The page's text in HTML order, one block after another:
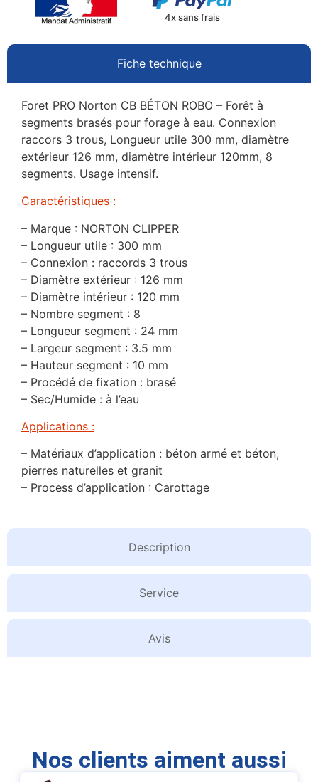
4x sans frais
Fiche technique
Description
Service
Avis
Foret PRO Norton CB BÉTON ROBO – Forêt à
segments brasés pour forage à eau. Connexion
raccors 3 trous, Longueur utile 300 mm, diamètre
extérieur 126 mm, diamètre intérieur 120mm, 8
segments. Usage intensif.
Caractéristiques :
– Marque : NORTON CLIPPER
– Longueur utile : 300 mm
– Connexion : raccords 3 trous
– Diamètre extérieur : 126 mm
– Diamètre intérieur : 120 mm
– Nombre segment : 8
– Longueur segment : 24 mm
– Largeur segment : 3.5 mm
– Hauteur segment : 10 mm
– Procédé de fixation : brasé
– Sec/Humide : à l’eau
Applications :
– Matériaux d’application : béton armé et béton,
pierres naturelles et granit
– Process d’application : Carottage
Nos clients aiment aussi